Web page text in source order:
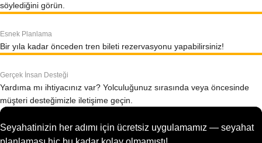
söylediğini görün.
Esnek Planlama
Bir yıla kadar önceden tren bileti rezervasyonu yapabilirsiniz!
Gerçek İnsan Desteği
Yardıma mı ihtiyacınız var? Yolculuğunuz sırasında veya öncesinde
müşteri desteğimizle iletişime geçin.
Seyahatinizin her adımı için ücretsiz uygulamamız — seyahat